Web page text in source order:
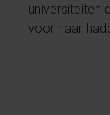
universiteiten
voor haar